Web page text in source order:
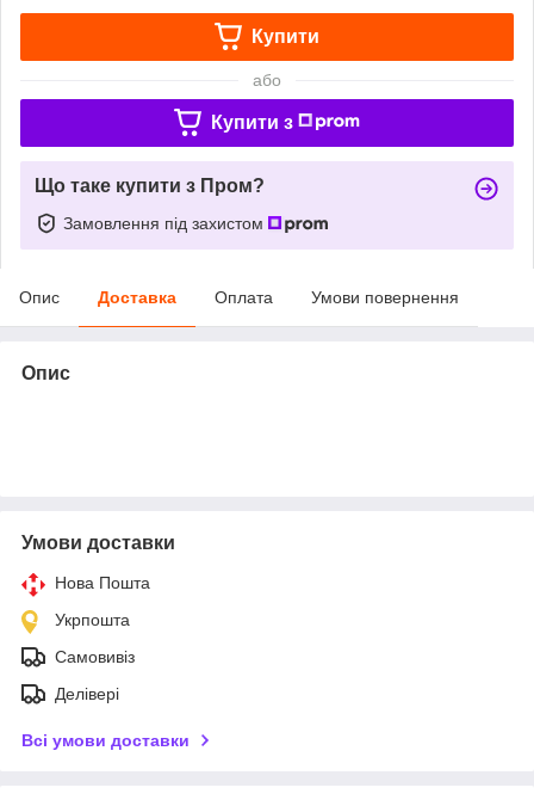
Купити
або
Купити з
Що таке купити з Пром?
Замовлення під захистом
Опис Доставка Оплата Умови повернення
Опис
Умови доставки
Нова Пошта
Укрпошта
Самовивіз
Делівері
Всі умови доставки